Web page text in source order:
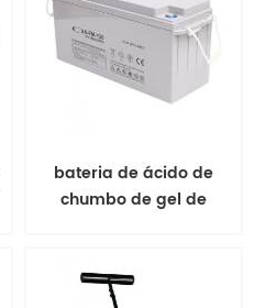
bateria de ácido de
chumbo de gel de